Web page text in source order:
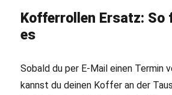
Kofferrollen Ersatz: So
es
Sobald du per E-Mail einen Termin
kannst du deinen Koffer an der